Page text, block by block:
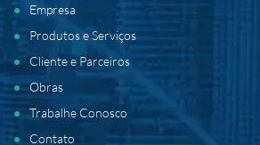
Empresa
Produtos e Serviços
Cliente e Parceiros
Obras
Trabalhe Conosco
Contato